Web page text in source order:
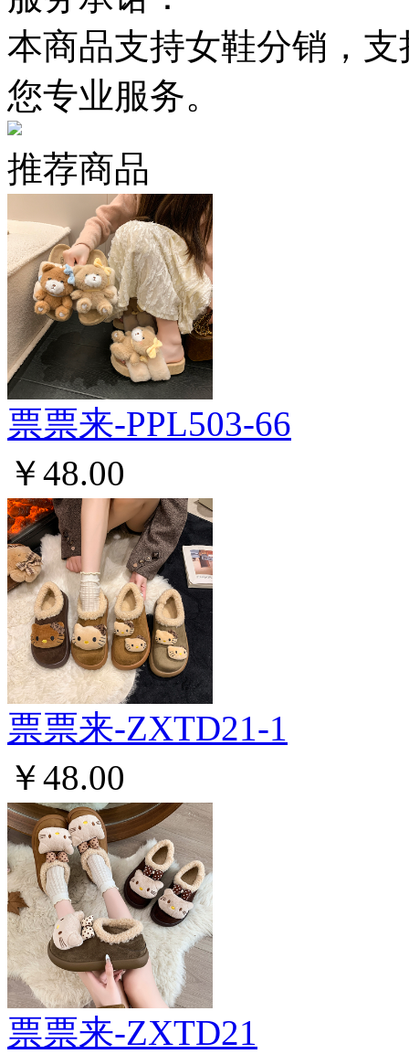
本商品支持女鞋分销，
您专业服务。
推荐商品
票票来-PPL503-66
￥48.00
票票来-ZXTD21-1
￥48.00
票票来-ZXTD21